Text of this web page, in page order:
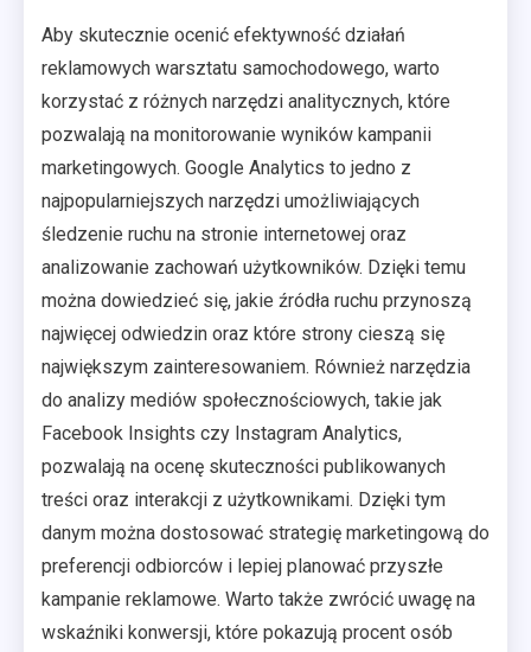
Aby skutecznie ocenić efektywność działań
reklamowych warsztatu samochodowego, warto
korzystać z różnych narzędzi analitycznych, które
pozwalają na monitorowanie wyników kampanii
marketingowych. Google Analytics to jedno z
najpopularniejszych narzędzi umożliwiających
śledzenie ruchu na stronie internetowej oraz
analizowanie zachowań użytkowników. Dzięki temu
można dowiedzieć się, jakie źródła ruchu przynoszą
najwięcej odwiedzin oraz które strony cieszą się
największym zainteresowaniem. Również narzędzia
do analizy mediów społecznościowych, takie jak
Facebook Insights czy Instagram Analytics,
pozwalają na ocenę skuteczności publikowanych
treści oraz interakcji z użytkownikami. Dzięki tym
danym można dostosować strategię marketingową do
preferencji odbiorców i lepiej planować przyszłe
kampanie reklamowe. Warto także zwrócić uwagę na
wskaźniki konwersji, które pokazują procent osób